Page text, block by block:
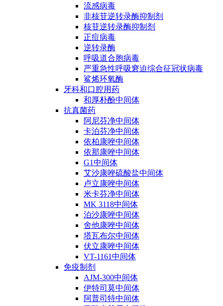
流感病毒
非核苷逆转录酶抑制剂
核苷逆转录酶抑制剂
正痘病毒
逆转录酶
呼吸道合胞病毒
严重急性呼吸窘迫综合征冠状病毒
鲨烯环氧酶
牙科和口腔用药
和厚朴酚中间体
抗真菌药
阿尼芬净中间体
卡泊芬净中间体
依柏康唑中间体
依那康唑中间体
G1中间体
艾沙康唑硫酸盐中间体
卢立康唑中间体
米卡芬净中间体
MK 3118中间体
泊沙康唑中间体
舍他康唑中间体
塔瓦布尔中间体
伏立康唑中间体
VT-1161中间体
免疫制剂
AJM-300中间体
伊特司莫中间体
阿普司特中间体